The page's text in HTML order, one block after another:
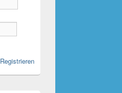
Registrieren